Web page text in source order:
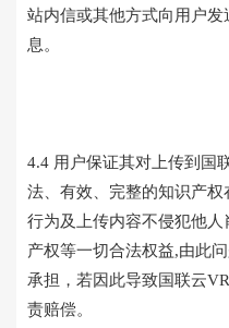
站内信或其他方式向用户
息。
4.4 用户保证其对上传到国
法、有效、完整的知识产
行为及上传内容不侵犯他
产权等一切合法权益,由此
承担，若因此导致国联云
责赔偿。